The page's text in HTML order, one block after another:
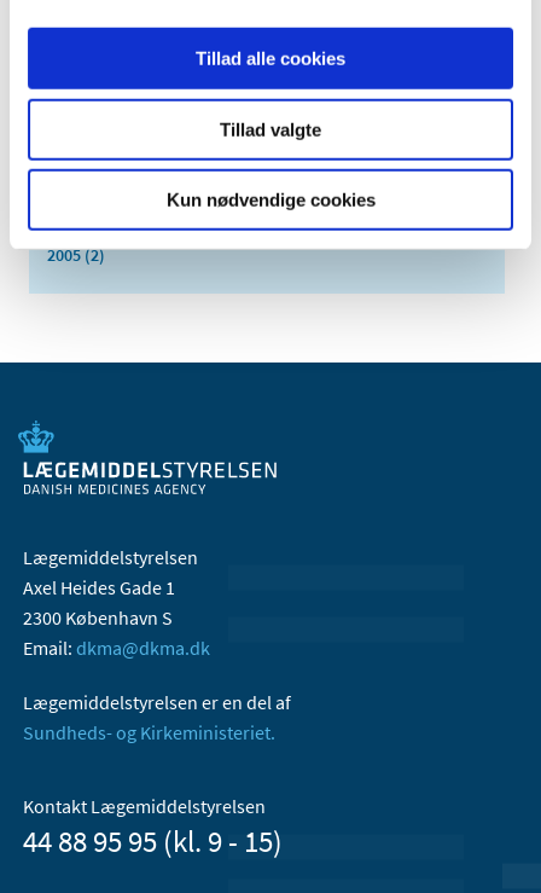
Tillad alle cookies
Tillad valgte
Kun nødvendige cookies
2010 (7)
2008 (8)
2005 (2)
Lægemiddelstyrelsen
Axel Heides Gade 1
2300 København S
Email: dkma@dkma.dk
Lægemiddelstyrelsen er en del af
Sundheds- og Kirkeministeriet.
Kontakt Lægemiddelstyrelsen
44 88 95 95 (kl. 9 - 15)